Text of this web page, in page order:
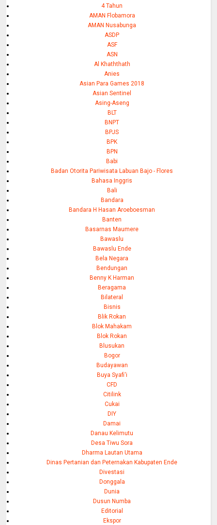
4 Tahun
AMAN Flobamora
AMAN Nusabunga
ASDP
ASF
ASN
Al Khaththath
Anies
Asian Para Games 2018
Asian Sentinel
Asing-Aseng
BLT
BNPT
BPJS
BPK
BPN
Babi
Badan Otorita Pariwisata Labuan Bajo - Flores
Bahasa Inggris
Bali
Bandara
Bandara H Hasan Aroeboesman
Banten
Basarnas Maumere
Bawaslu
Bawaslu Ende
Bela Negara
Bendungan
Benny K Harman
Beragama
Bilateral
Bisnis
Blik Rokan
Blok Mahakam
Blok Rokan
Blusukan
Bogor
Budayawan
Buya Syafi'i
CFD
Citilink
Cukai
DIY
Damai
Danau Kelimutu
Desa Tiwu Sora
Dharma Lautan Utama
Dinas Pertanian dan Peternakan Kabupaten Ende
Divestasi
Donggala
Dunia
Dusun Numba
Editorial
Ekspor